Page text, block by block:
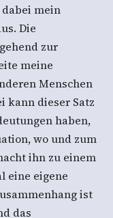
mein
Die
zur
meine
Menschen
kann dieser Satz
haben,
wo und zum
ihn zu einem
eine eigene
ist
das